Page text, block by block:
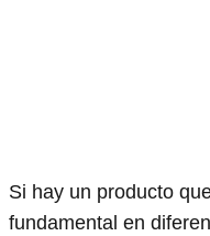
Si hay un producto
fundamental en